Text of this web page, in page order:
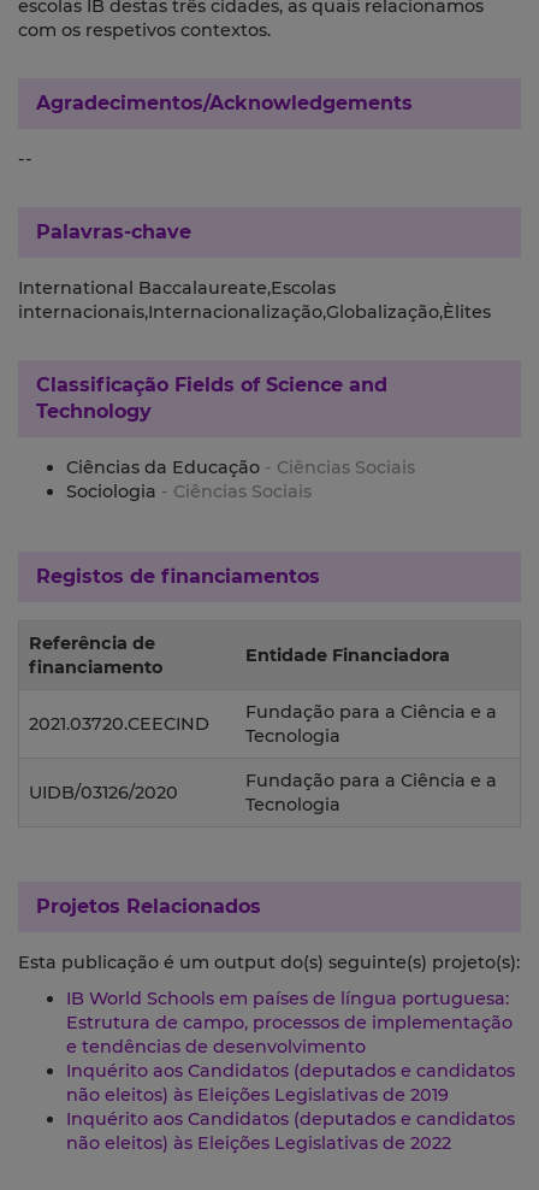
escolas IB destas três cidades, as quais relacionamos
com os respetivos contextos.
Agradecimentos/Acknowledgements
--
Palavras-chave
International Baccalaureate,Escolas
internacionais,Internacionalização,Globalização,Èlites
Classificação Fields of Science and
Technology
Ciências da Educação - Ciências Sociais
Sociologia - Ciências Sociais
Registos de financiamentos
Referência de
financiamento
Entidade Financiadora
2021.03720.CEECIND
Fundação para a Ciência e a
Tecnologia
UIDB/03126/2020
Fundação para a Ciência e a
Tecnologia
Projetos Relacionados
Esta publicação é um output do(s) seguinte(s) projeto(s):
IB World Schools em países de língua portuguesa:
Estrutura de campo, processos de implementação
e tendências de desenvolvimento
Inquérito aos Candidatos (deputados e candidatos
não eleitos) às Eleições Legislativas de 2019
Inquérito aos Candidatos (deputados e candidatos
não eleitos) às Eleições Legislativas de 2022